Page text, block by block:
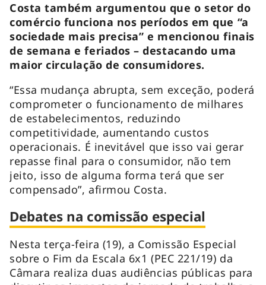
Costa também argumentou que o setor do
comércio funciona nos períodos em que “a
sociedade mais precisa” e mencionou finais
de semana e feriados – destacando uma
maior circulação de consumidores.
“Essa mudança abrupta, sem exceção, poderá
comprometer o funcionamento de milhares
de estabelecimentos, reduzindo
competitividade, aumentando custos
operacionais. É inevitável que isso vai gerar
repasse final para o consumidor, não tem
jeito, isso de alguma forma terá que ser
compensado”, afirmou Costa.
Debates na comissão especial
Nesta terça-feira (19), a Comissão Especial
sobre o Fim da Escala 6x1 (PEC 221/19) da
Câmara realiza duas audiências públicas para